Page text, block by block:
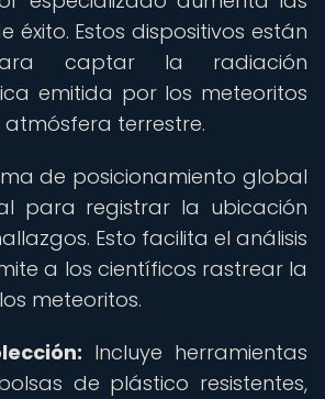
éxito. Estos dispositivos están
captar la radiación
emitida por los meteoritos
terrestre.
de posicionamiento global
para registrar la ubicación
Esto facilita el análisis
a los científicos rastrear la
meteoritos.
Incluye herramientas
de plástico resistentes,